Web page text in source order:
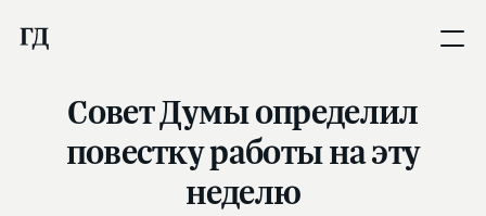
Совет Думы определил
повестку работы на эту
неделю